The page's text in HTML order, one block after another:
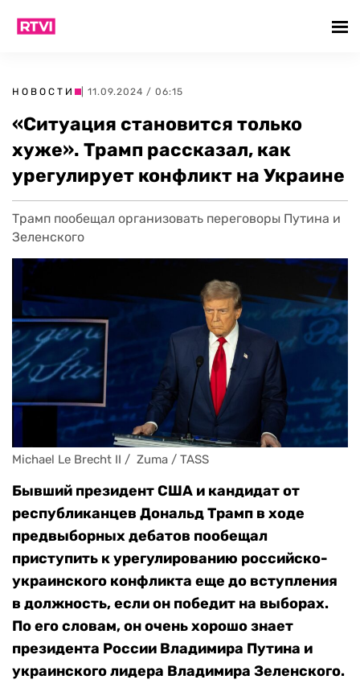
НОВОСТИ | 11.09.2024 / 06:15
«Ситуация становится только
хуже». Трамп рассказал, как
урегулирует конфликт на Украине
Трамп пообещал организовать переговоры Путина и
Зеленского
Michael Le Brecht II /  Zuma / TASS
Бывший президент США и кандидат от
республиканцев Дональд Трамп в ходе
предвыборных дебатов пообещал
приступить к урегулированию российско-
украинского конфликта еще до вступления
в должность, если он победит на выборах.
По его словам, он очень хорошо знает
президента России Владимира Путина и
украинского лидера Владимира Зеленского.